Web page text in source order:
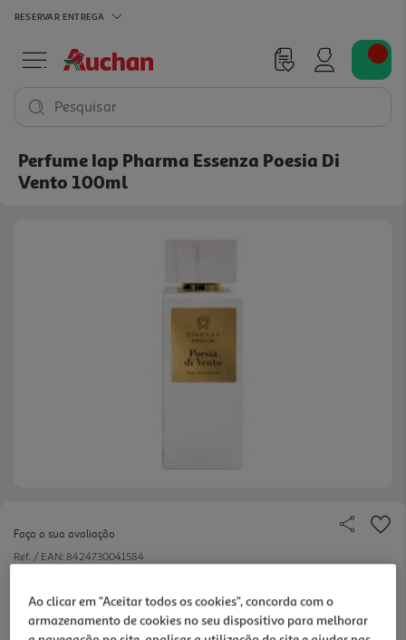
RESERVAR ENTREGA
Pesquisar
Perfume Iap Pharma Essenza Poesia Di
Vento 100ml
Faça a sua avaliação
Ref. / EAN: 8424730041584
âmbar, Resina de abeto
Ao clicar em "Aceitar todos os cookies", concorda com o
armazenamento de cookies no seu dispositivo para melhorar